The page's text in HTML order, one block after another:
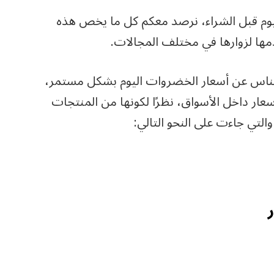
قبل الشراء، نرصد معكم كل ما يخص هذه
لزوارها في مختلف المجالات.
عن أسعار الخضروات اليوم بشكل مستمر،
داخل الأسواق، نظرًا لكونها من المنتجات
جاءت على النحو التالي: